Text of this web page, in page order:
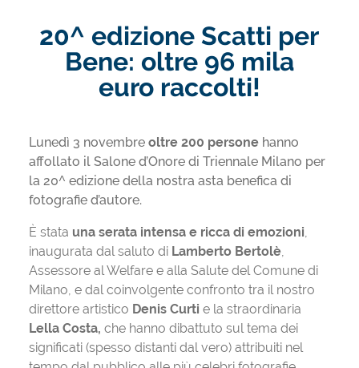
20^ edizione Scatti per
Bene: oltre 96 mila
euro raccolti!
Lunedì 3 novembre oltre 200 personehanno
affollato il Salone d’Onore di Triennale Milano per
la 20^ edizione della nostra asta benefica di
fotografie d’autore.
È stata una serata intensa e ricca di emozioni,
inaugurata dal saluto di Lamberto Bertolè,
Assessore al Welfare e alla Salute del Comune di
Milano, e dal coinvolgente confronto tra il nostro
direttore artistico Denis Curti e la straordinaria
Lella Costa, che hanno dibattuto sul tema dei
significati (spesso distanti dal vero) attribuiti nel